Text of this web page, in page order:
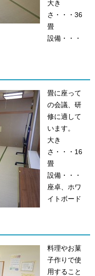
大き
さ・・・36
畳
設備・・・
畳に座って
の会議、研
修に適して
います。
大き
さ・・・16
畳
設備・・・
座卓、ホワ
イトボード
料理やお菓
子作りで使
用すること